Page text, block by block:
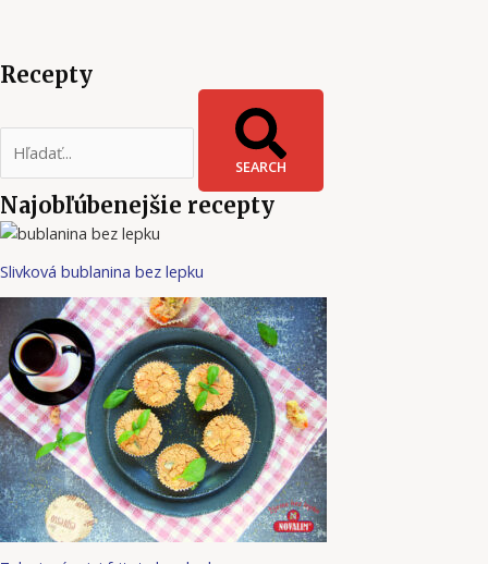
Recepty
SEARCH
Najobľúbenejšie recepty
Slivková bublanina bez lepku